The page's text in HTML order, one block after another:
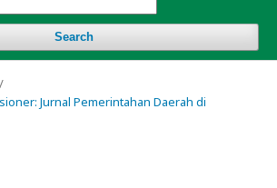
Search
/
Jurnal Pemerintahan Daerah di